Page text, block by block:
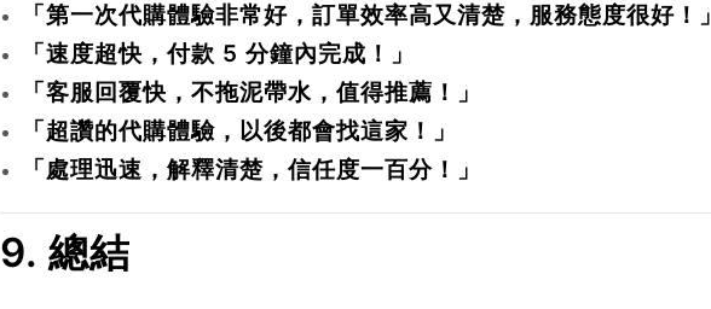
「第一次代購體驗非常好，訂單效率高又清楚，服務態度很好！」
「速度超快，付款 5 分鐘內完成！」
「客服回覆快，不拖泥帶水，值得推薦！」
「超讚的代購體驗，以後都會找這家！」
「處理迅速，解釋清楚，信任度一百分！」
9. 總結